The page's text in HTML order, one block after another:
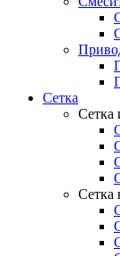
Сетка
Сетка
Сетка